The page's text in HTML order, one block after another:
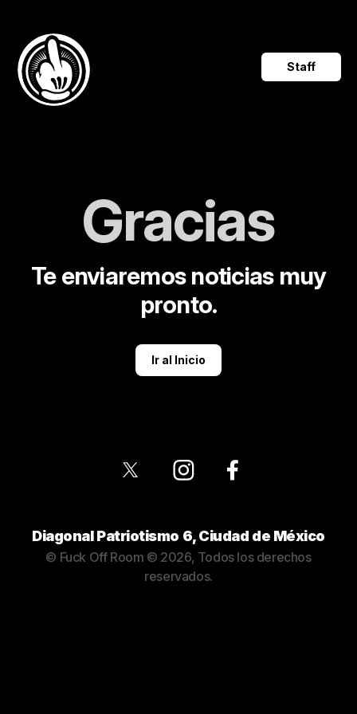
Staff
Gracias
Te enviaremos noticias muy
pronto.
Ir al Inicio
Diagonal Patriotismo 6, Ciudad de México
© Fuck Off Room © 2026, Todos los derechos
reservados.